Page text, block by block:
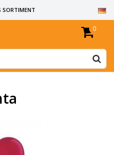
SIND UNGEBOHRT
0